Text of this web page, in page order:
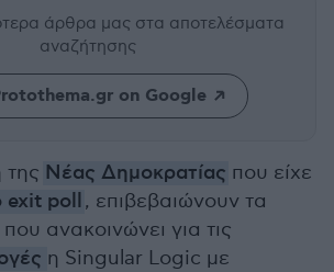
άρθρα μας στα αποτελέσματα
αναζήτησης
on Google
της Νέας Δημοκρατίας που είχε
exit poll, επιβεβαιώνουν τα
ανακοινώνει για τις
η Singular Logic με